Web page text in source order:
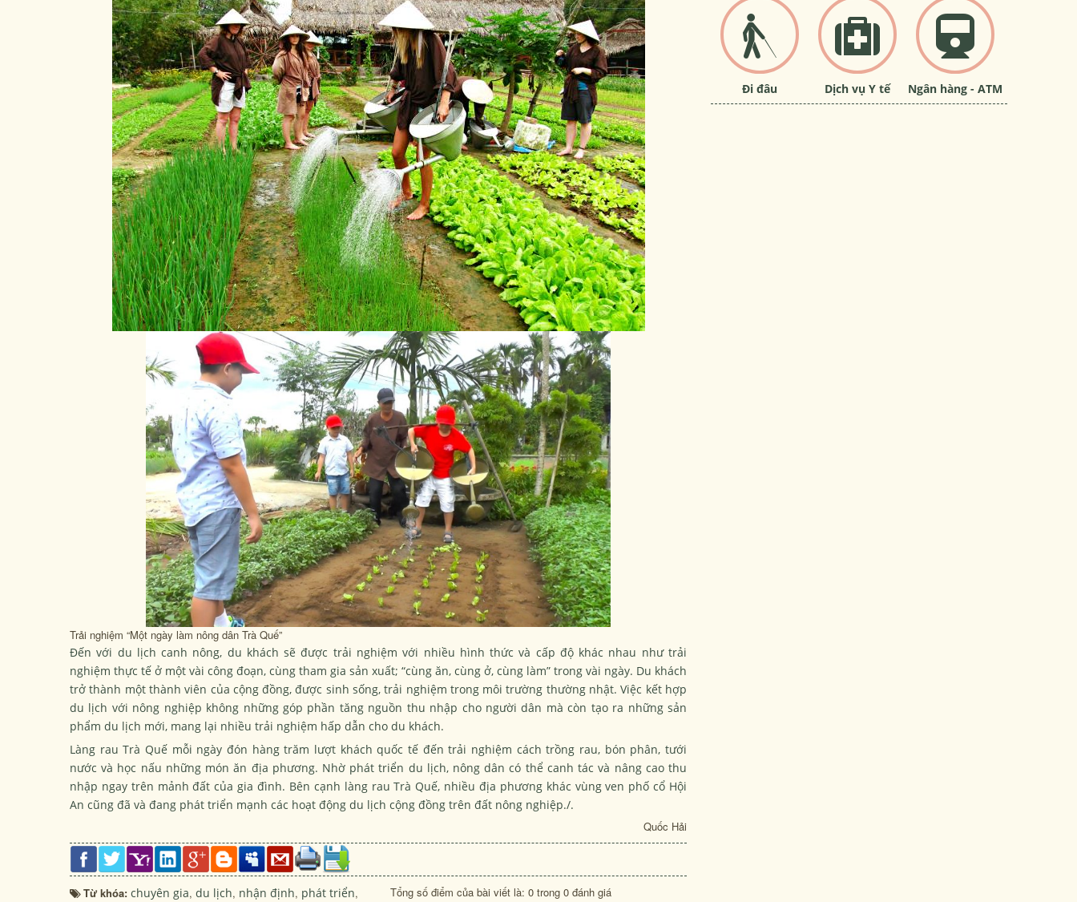
Trải nghiệm “Một ngày làm nông dân Trà Quế”
Đến với du lịch canh nông, du khách sẽ được trải nghiệm với nhiều hình thức và cấp độ khác nhau như trải
nghiệm thực tế ở một vài công đoạn, cùng tham gia sản xuất; “cùng ăn, cùng ở, cùng làm” trong vài ngày. Du khách
trở thành một thành viên của cộng đồng, được sinh sống, trải nghiệm trong môi trường thường nhật. Việc kết hợp
du lịch với nông nghiệp không những góp phần tăng nguồn thu nhập cho người dân mà còn tạo ra những sản
phẩm du lịch mới, mang lại nhiều trải nghiệm hấp dẫn cho du khách.
Làng rau Trà Quế mỗi ngày đón hàng trăm lượt khách quốc tế đến trải nghiệm cách trồng rau, bón phân, tưới
nước và học nấu những món ăn địa phương. Nhờ phát triển du lịch, nông dân có thể canh tác và nâng cao thu
nhập ngay trên mảnh đất của gia đình. Bên cạnh làng rau Trà Quế, nhiều địa phương khác vùng ven phố cổ Hội
An cũng đã và đang phát triển mạnh các hoạt động du lịch cộng đồng trên đất nông nghiệp./.
Quốc Hải
Từ khóa: chuyên gia, du lịch, nhận định, phát triển,
Tổng số điểm của bài viết là: 0 trong 0 đánh giá
Đi đâu Dịch vụ Y tế Ngân hàng - ATM